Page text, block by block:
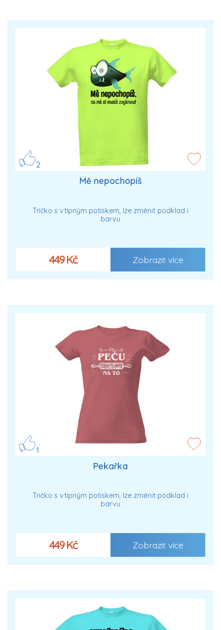
2
Mě nepochopíš
Tričko s vtipným potiskem, lze změnit podklad i
barvu
449 Kč Zobrazit více
1
Pekařka
Tričko s vtipným potiskem, lze změnit podklad i
barvu
449 Kč Zobrazit více